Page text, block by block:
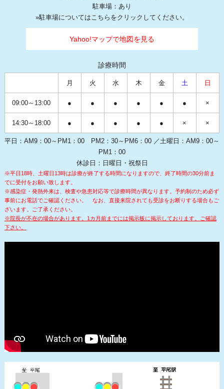
駐車場：あり
»駐車場についてはこちらをクリックしてください。
Yahoo!マップで地図を見る
診療時間
月 火 水 木 金 土 日
09:00～13:00 ● ● ● ● ● ● ×
14:30～18:00 ● ● ● ● ● × ×
平日：AM9：00～PM1：00 PM2：30～PM6：00 ／土曜日：AM9：00～
PM1：00
休診日：日曜日・祝祭日
※平日18時、土曜日13時は診療が終了する時間になりますので、終了時間の30分前ま
でに受付をお願い致します。
※感染症・発熱外来は、検査や急患対応等で診療時間が異なります。予約制のため必ず
事前にお電話でご確認ください。
なお、直接来院されても受診をお断りする場合もご
ざいます。ご了承ください。
※院長が不在の場合があります。1カ月前までには掲示板に掲示しております。ご確認
下さい。